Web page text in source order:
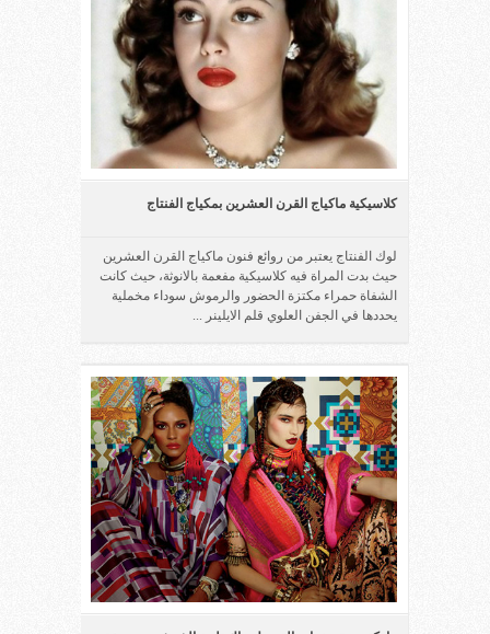
كلاسيكية ماكياج القرن العشرين بمكياج الفنتاج
لوك الفنتاج يعتبر من روائع فنون ماكياج القرن العشرين
حيث بدت المراة فيه كلاسيكية مفعمة بالانوثة، حيث كانت
الشفاة حمراء مكتزة الحضور والرموش سوداء مخملية
يحددها في الجفن العلوي قلم الايلينر ...